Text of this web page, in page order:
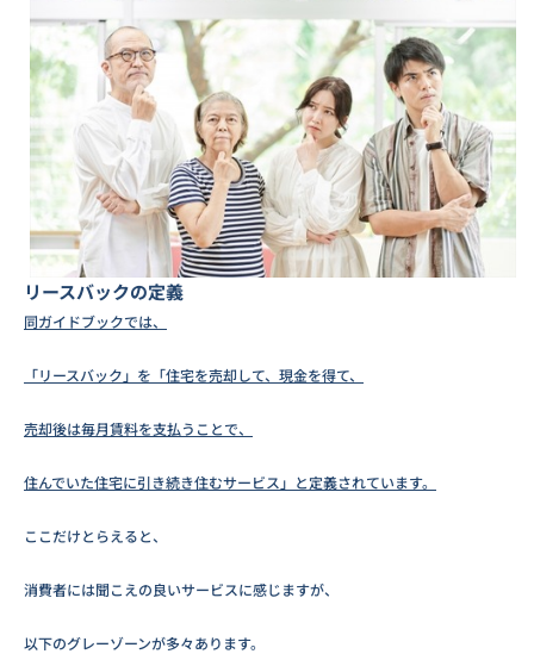
リースバックの定義
同ガイドブックでは、
「リースバック」を「住宅を売却して、現金を得て、
売却後は毎月賃料を支払うことで、
住んでいた住宅に引き続き住むサービス」と定義されています。
ここだけとらえると、
消費者には聞こえの良いサービスに感じますが、
以下のグレーゾーンが多々あります。